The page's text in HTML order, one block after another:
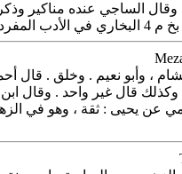
الساجي عنده مناكير
، وأبو نعيم . وخلق . قال
قال غير واحد . وقال ابن
عن يحيى : ثقة ، وهو في